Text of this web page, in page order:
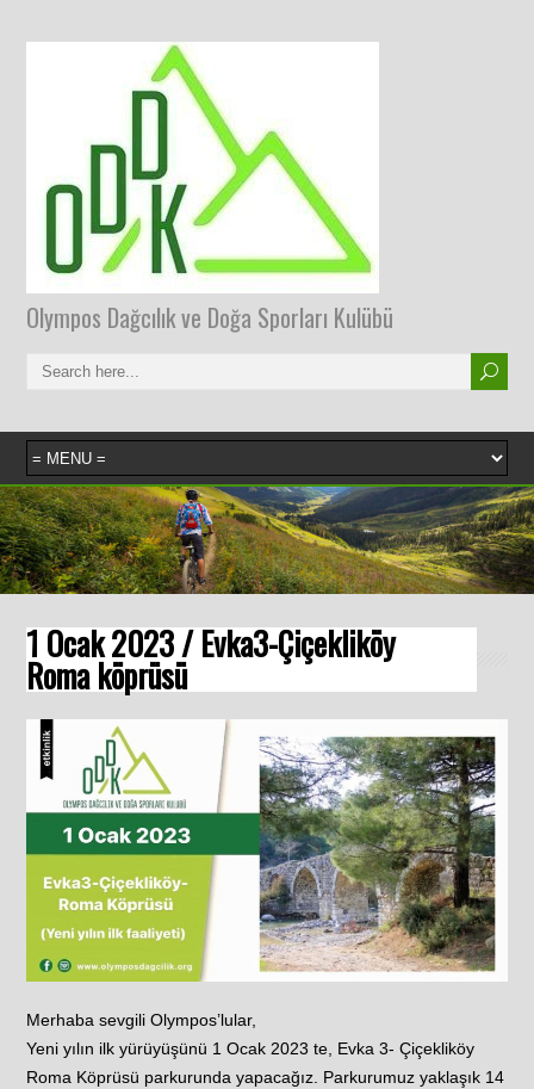
Olympos Dağcılık ve Doğa Sporları Kulübü
1 Ocak 2023 / Evka3-Çiçekliköy
Roma köprüsü
Merhaba sevgili Olympos’lular,
Yeni yılın ilk yürüyüşünü 1 Ocak 2023 te, Evka 3- Çiçekliköy
Roma Köprüsü parkurunda yapacağız. Parkurumuz yaklaşık 14